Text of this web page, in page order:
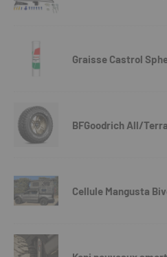
Graisse Castrol
BFGoodrich All/
Cellule Mangusta